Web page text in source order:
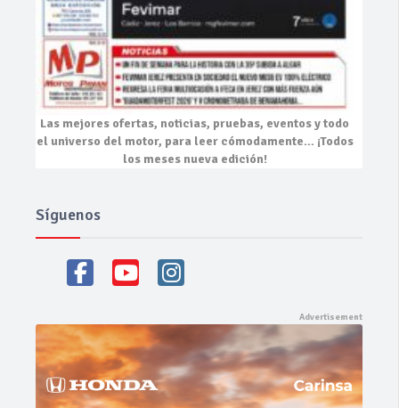
Las mejores ofertas, noticias, pruebas, eventosy todo
el universo del motor, para leer cómodamente… ¡Todos
los meses nueva edición!
Síguenos